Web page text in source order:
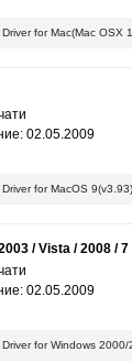
for Mac(Mac OSX
02.05.2009
for MacOS 9(v3.93)
/ Vista / 2008 / 7
02.05.2009
for Windows